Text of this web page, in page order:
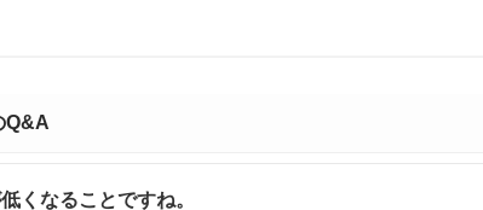
Q&A
くなることですね。